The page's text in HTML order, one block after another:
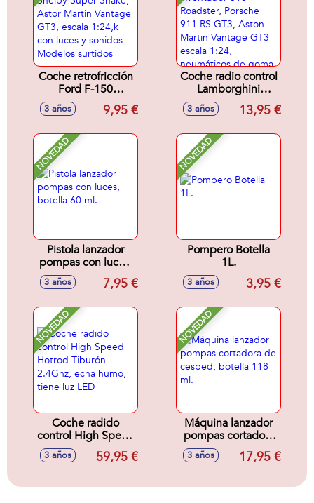
Coche retrofricción
Ford F-150
Mustang, Shelby
Super Snake, Astor
GT3, escala 1:24,k
con luces y sonidos
- Modelos surtidos
3 años 9,95 €
Coche radio control
Lamborghini
Aventador SVJ
Roadster, Porsche
Martin Vantage
GT3 escala 1:24,
neumáticos de
goma, con luces -
Modelos surtidos
3 años 13,95 €
NOVEDAD
Pistola lanzador
pompas con luces,
botella 60 ml.
3 años 7,95 €
NOVEDAD
Pompero Botella
1L.
3 años 3,95 €
NOVEDAD
Coche radido
control High Speed
Hotrod Tiburón
2.4Ghz, echa
LED
3 años 59,95 €
NOVEDAD
Máquina lanzador
pompas cortadora
de cesped, botella
118 ml.
3 años 17,95 €